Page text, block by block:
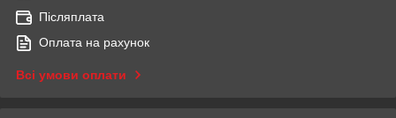
Післяплата
Оплата на рахунок
Всі умови оплати